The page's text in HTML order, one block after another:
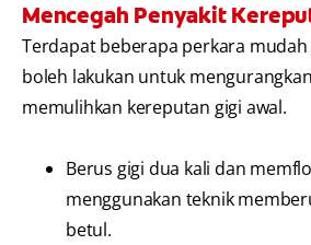
Mencegah Penyakit
Terdapat beberapa perkara mudah
boleh lakukan untuk
memulihkan kereputan gigi awal.
Berus gigi dua kali dan
menggunakan teknik
betul.